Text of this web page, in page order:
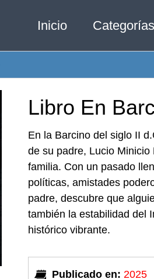
Inicio Categorías
Libro En
En la Barcino del siglo II
de su padre, Lucio
familia. Con un pasado
políticas, amistades
padre, descubre que
también la estabilidad del
histórico vibrante.
Publicado en: 2025